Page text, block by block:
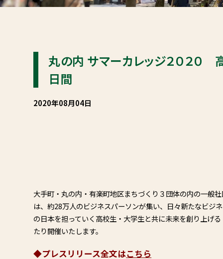
丸の内 サマーカレッジ２０２０
日間
2020年08月04日
大手町・丸の内・有楽町地区まちづくり３団体の内の一般
は、約28万人のビジネスパーソンが集い、日々新たなビジ
の日本を担っていく高校生・大学生と共に未来を創り上げ
たり開催いたします。
◆プレスリリース全文はこちら